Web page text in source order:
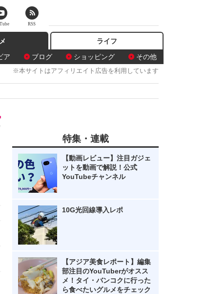
ア ブログ ショッピング その他
ライフ
※本サイトはアフィリエイト広告を利用しています
特集・連載
【動画レビュー】注目ガジェ
ットを動画で解説！公式
YouTubeチャンネル
10G光回線導入レポ
【アジア美食レポート】編集
部注目のYouTuberがオスス
メ！タイ・バンコクに行った
ら食べたいグルメをチェック
RSS